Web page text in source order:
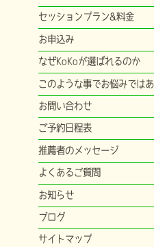
セッションプラン&料金
お申込み
なぜKoKoが選ばれるのか
このような事でお悩みでは
お問い合わせ
ご予約日程表
推薦者のメッセージ
よくあるご質問
お知らせ
ブログ
サイトマップ